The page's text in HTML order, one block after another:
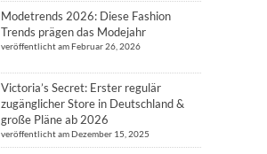
Modetrends 2026: Diese Fashion
Trends prägen das Modejahr
veröffentlicht am Februar 26, 2026
Victoria’s Secret: Erster regulär
zugänglicher Store in Deutschland &
große Pläne ab 2026
veröffentlicht am Dezember 15, 2025